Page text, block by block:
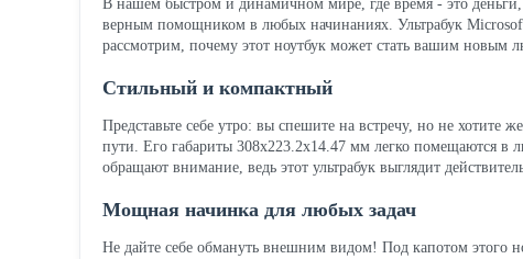
В нашем быстром и динамичном мире, где время - это
верным помощником в любых начинаниях. Ультрабук
рассмотрим, почему этот ноутбук может стать вашим новым
Стильный и компактный
Представьте себе утро: вы спешите на встречу, но не хотите
пути. Его габариты 308x223.2x14.47 мм легко помещаются в
обращают внимание, ведь этот ультрабук выглядит
Мощная начинка для любых задач
Не дайте себе обмануть внешним видом! Под капотом этого